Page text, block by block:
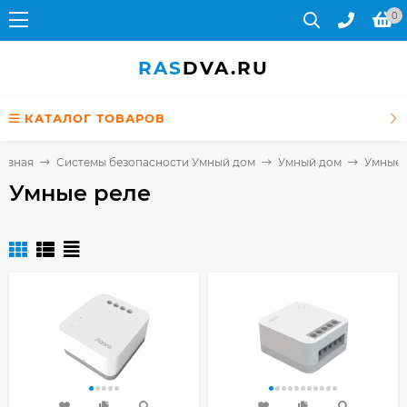
0
RASDVA.RU
КАТАЛОГ ТОВАРОВ
Системы безопасности Умный дом Умный дом Умные
Умные реле